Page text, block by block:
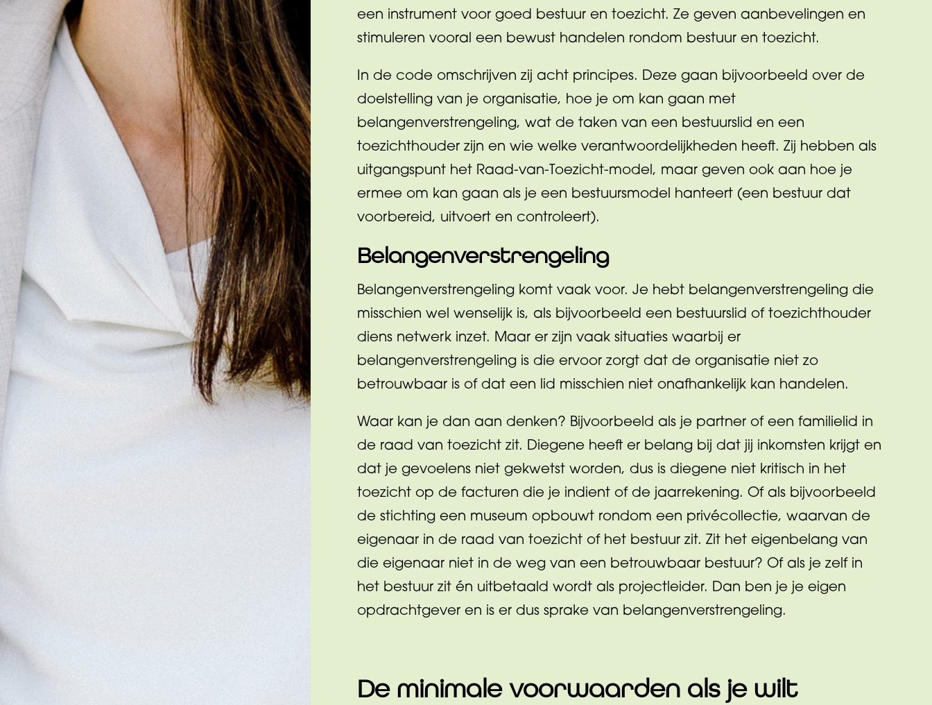
een instrument voor goed bestuur en toezicht. Ze geven aanbevelingen en
stimuleren vooral een bewust handelen rondom bestuur en toezicht.
In de code omschrijven zij acht principes. Deze gaan bijvoorbeeld over de
doelstelling van je organisatie, hoe je om kan gaan met
belangenverstrengeling, wat de taken van een bestuurslid en een
toezichthouder zijn en wie welke verantwoordelijkheden heeft. Zij hebben als
uitgangspunt het Raad-van-Toezicht-model, maar geven ook aan hoe je
ermee om kan gaan als je een bestuursmodel hanteert (een bestuur dat
voorbereid, uitvoert en controleert).
Belangenverstrengeling
Belangenverstrengeling komt vaak voor. Je hebt belangenverstrengeling die
misschien wel wenselijk is, als bijvoorbeeld een bestuurslid of toezichthouder
diens netwerk inzet. Maar er zijn vaak situaties waarbij er
belangenverstrengeling is die ervoor zorgt dat de organisatie niet zo
betrouwbaar is of dat een lid misschien niet onafhankelijk kan handelen.
Waar kan je dan aan denken? Bijvoorbeeld als je partner of een familielid in
de raad van toezicht zit. Diegene heeft er belang bij dat jij inkomsten krijgt en
dat je gevoelens niet gekwetst worden, dus is diegene niet kritisch in het
toezicht op de facturen die je indient of de jaarrekening. Of als bijvoorbeeld
de stichting een museum opbouwt rondom een privécollectie, waarvan de
eigenaar in de raad van toezicht of het bestuur zit. Zit het eigenbelang van
die eigenaar niet in de weg van een betrouwbaar bestuur? Of als je zelf in
het bestuur zit én uitbetaald wordt als projectleider. Dan ben je je eigen
opdrachtgever en is er dus sprake van belangenverstrengeling.
De minimale voorwaarden als je wilt